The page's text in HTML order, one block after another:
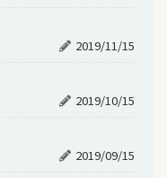
2019/11/15
2019/10/15
2019/09/15